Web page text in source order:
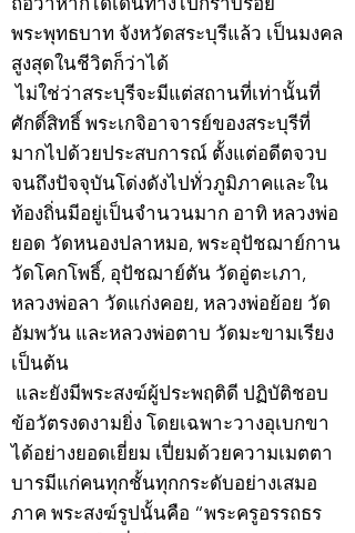
พระพุทธบาท จังหวัดสระบุรีแล้ว เป็นมงคล
สูงสุดในชีวิตก็ว่าได้
ไม่ใช่ว่าสระบุรีจะมีแต่สถานที่เท่านั้นที่
ศักดิ์สิทธิ์ พระเกจิอาจารย์ของสระบุรีที่
มากไปด้วยประสบการณ์ ตั้งแต่อดีตจวบ
จนถึงปัจจุบันโด่งดังไปทั่วภูมิภาคและใน
ท้องถิ่นมีอยู่เป็นจำนวนมาก อาทิ หลวงพ่อ
ยอด วัดหนองปลาหมอ, พระอุปัชฌาย์กาน
วัดโคกโพธิ์, อุปัชฌาย์ตัน วัดอู่ตะเภา,
หลวงพ่อลา วัดแก่งคอย, หลวงพ่อย้อย วัด
อัมพวัน และหลวงพ่อตาบ วัดมะขามเรียง
เป็นต้น
และยังมีพระสงฆ์ผู้ประพฤติดี ปฏิบัติชอบ
ข้อวัตรงดงามยิ่ง โดยเฉพาะวางอุเบกขา
ได้อย่างยอดเยี่ยม เปี่ยมด้วยความเมตตา
บารมีแก่คนทุกชั้นทุกกระดับอย่างเสมอ
ภาค พระสงฆ์รูปนั้นคือ “พระครูอรรถธร